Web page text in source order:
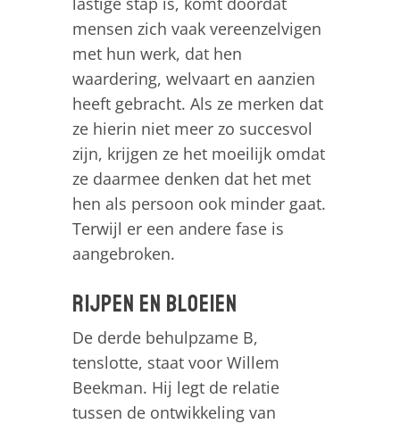
mensen zich vaak vereenzelvigen
met hun werk, dat hen
waardering, welvaart en aanzien
heeft gebracht. Als ze merken dat
ze hierin niet meer zo succesvol
zijn, krijgen ze het moeilijk omdat
ze daarmee denken dat het met
hen als persoon ook minder gaat.
Terwijl er een andere fase is
aangebroken.
Rijpen en bloeien
De derde behulpzame B,
tenslotte, staat voor Willem
Beekman. Hij legt de relatie
tussen de ontwikkeling van